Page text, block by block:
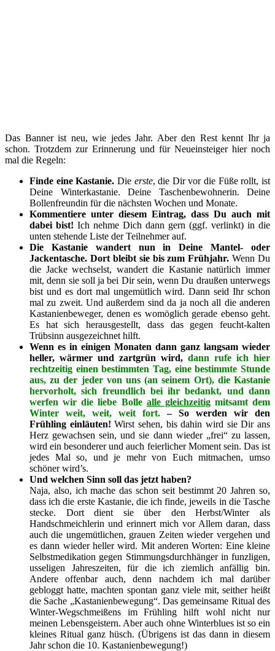
Das Banner ist neu, wie jedes Jahr. Aber den Rest kennt Ihr ja
schon. Trotzdem zur Erinnerung und für Neueinsteiger hier noch
mal die Regeln:
Finde eine Kastanie. Die erste, die Dir vor die Füße rollt, ist
Deine Winterkastanie. Deine Taschenbewohnerin. Deine
Bollenfreundin für die nächsten Wochen und Monate.
Kommentiere unter diesem Eintrag, dass Du auch mit
dabei bist! Ich nehme Dich dann gern (ggf. verlinkt) in die
unten stehende Liste der Teilnehmer auf.
Die Kastanie wandert nun in Deine Mantel- oder
Jackentasche. Dort bleibt sie bis zum Frühjahr.Wenn Du
die Jacke wechselst, wandert die Kastanie natürlich immer
mit, denn sie soll ja bei Dir sein, wenn Du draußen unterwegs
bist und es dort mal ungemütlich wird. Dann seid Ihr schon
mal zu zweit. Und außerdem sind da ja noch all die anderen
Kastanienbeweger, denen es womöglich gerade ebenso geht.
Es hat sich herausgestellt, dass das gegen feucht-kalten
Trübsinn ausgezeichnet hilft.
Wenn es in einigen Monaten dann ganz langsam wieder
heller, wärmer und zartgrün wird, dann rufe ich hier
rechtzeitig einen bestimmten Tag, eine bestimmte Stunde
aus, zu der jeder von uns (an seinem Ort), die Kastanie
hervorholt, sich freundlich bei ihr bedankt, und dann
werfen wir die liebe Bolle alle gleichzeitigmitsamt dem
Winter weit, weit, weit fort. – So werden wir den
Frühling einläuten! Wirst sehen, bis dahin wird sie Dir ans
Herz gewachsen sein, und sie dann wieder „frei“ zu lassen,
wird ein besonderer und auch feierlicher Moment sein. Das ist
jedes Mal so, und je mehr von Euch mitmachen, umso
schöner wird’s.
Und welchen Sinn soll das jetzt haben?
Naja, also, ich mache das schon seit bestimmt 20 Jahren so,
dass ich die erste Kastanie, die ich finde, jeweils in die Tasche
stecke. Dort dient sie über den Herbst/Winter als
Handschmeichlerin und erinnert mich vor Allem daran, dass
auch die ungemütlichen, grauen Zeiten wieder vergehen und
es dann wieder heller wird. Mit anderen Worten: Eine kleine
Selbstmedikation gegen Stimmungsdurchhänger in funzligen,
usseligen Jahreszeiten, für die ich ziemlich anfällig bin.
Andere offenbar auch, denn nachdem ich mal darüber
gebloggt hatte, machten spontan ganz viele mit, seither heißt
die Sache „Kastanienbewegung“. Das gemeinsame Ritual des
Winter-Wegschmeißens im Frühling hilft wohl nicht nur
meinen Lebensgeistern. Aber auch ohne Winterblues ist so ein
kleines Ritual ganz hüsch. (Übrigens ist das dann in diesem
Jahr schon die 10. Kastanienbewegung!)